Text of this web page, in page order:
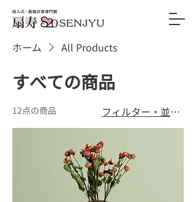
ホーム All Products
すべての商品
12点の商品 フィルター・並び替え